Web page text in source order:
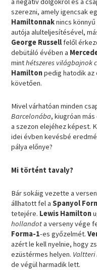
szerezni, amely igencsak
Hamiltonnaknincs
autója alulteljesítésével,
George Russellfelől
debütáló évében a
minthétszeres világbajnok
Hamiltonpedig hatodik az
követően.
Mivel várhatóan minden
Barcelonába, kiugróan
a szezon elejéhez képest.
idei évben kevésbé
pálya előnye?
Mi történt tavaly?
Bár sokáig vezette a
állhatott fel aSpanyol
tetejére. Lewis Hamilton
hollandota verseny vége
Forma-1-es győzelmét.
azért le kell nyelnie, hogy
ezüstérmes helyen.
de végül harmadik lett.